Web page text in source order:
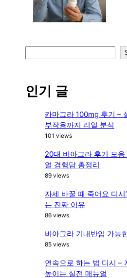
e
c
인기 글
카마그라 100mg 후기 –
부작용까지 리얼 분석
101 views
20대 비아그라 후기 모음
얼 경험담 총정리
89 views
자세 바꿀 때 죽어요 디
는 진짜 이유
86 views
비아그라 기내반입 가능
85 views
연속으로 하는 법 디시 –
높이는 실전 매뉴얼